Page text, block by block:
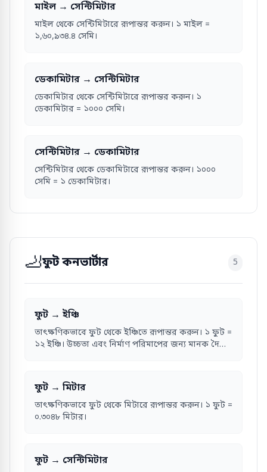
মাইল → সেন্টিমিটার
মাইল থেকে সেন্টিমিটারে রূপান্তর করুন। ১ মাইল =
১,৬০,৯৩৪.৪ সেমি।
ডেকামিটার → সেন্টিমিটার
ডেকামিটার থেকে সেন্টিমিটারে রূপান্তর করুন। ১
ডেকামিটার = ১০০০ সেমি।
সেন্টিমিটার → ডেকামিটার
সেন্টিমিটার থেকে ডেকামিটারে রূপান্তর করুন। ১০০০
সেমি = ১ ডেকামিটার।
🦶ফুট কনভার্টার 5
ফুট → ইঞ্চি
তাৎক্ষণিকভাবে ফুট থেকে ইঞ্চিতে রূপান্তর করুন। ১ ফুট =
১২ ইঞ্চি। উচ্চতা এবং নির্মাণ পরিমাপের জন্য মানক দৈর্ঘ্য
ফুট → মিটার
তাৎক্ষণিকভাবে ফুট থেকে মিটারে রূপান্তর করুন। ১ ফুট =
০.৩০৪৮ মিটার।
ফুট → সেন্টিমিটার